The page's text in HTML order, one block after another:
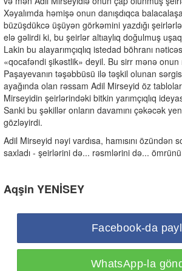
Xəyalımda həmişə onun danışdıqca
büzüşdükcə üşüyən görkəmini yazdığı
elə gəlirdi ki, bu şeirlər altıaylıq doğulmuş uşaq
Lakin bu alayarımçıqlıq istedad böhranı
«qocafəndi şikəstlik» deyil. Bu sirr mənə
Paşayevanın təşəbbüsü ilə təşkil olunan
ayağında olan rəssam Adil Mirseyid öz
Mirseyidin şeirlərindəki bitkin yarımçıqlıq
Sanki bu şəkillər onların davamını çəkəcək
gözləyirdi.
Adil Mirseyid nəyi vardısa, hamısını özündən
saxladı - şeirlərini də... rəsmlərini də...
Aqşin YENİSEY
Facebook-da
WhatsApp-la